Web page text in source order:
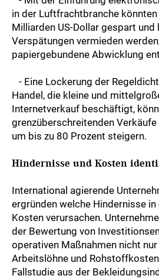
in der Luftfrachtbranche
Milliarden US-Dollar gespart
Verspätungen vermieden
papiergebundene Abwicklung
- Eine Lockerung der
Handel, die kleine und
Internetverkauf beschäftigt,
grenzüberschreitenden
um bis zu 80 Prozent steigern.
Hindernisse und Kosten
International agierende
ergründen welche Hindernisse
Kosten verursachen.
der Bewertung von
operativen Maßnahmen nicht
Arbeitslöhne und
Fallstudie aus der